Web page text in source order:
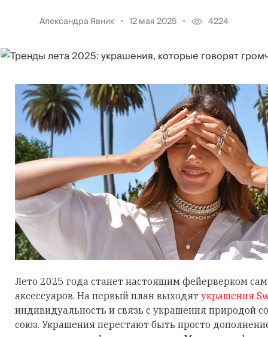
Александра Явник 12 мая 2025 4224
Лето 2025 года станет настоящим фейерверком
аксессуаров. На первый план выходят украшения
индивидуальность и связь с украшения природой
союз. Украшения перестают быть просто